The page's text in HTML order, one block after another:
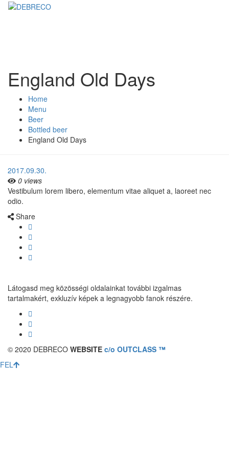
England Old Days
Home
Menu
Beer
Bottled beer
England Old Days
2017.09.30.
0 views
Vestibulum lorem libero, elementum vitae aliquet a, laoreet nec
odio.
Share
Látogasd meg közösségi oldalainkat további izgalmas
tartalmakért, exkluzív képek a legnagyobb fanok részére.
© 2020 DEBRECO WEBSITE c/o OUTCLASS ™
FEL